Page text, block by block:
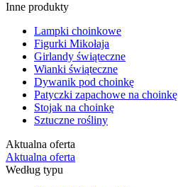
Inne produkty
Lampki choinkowe
Figurki Mikołaja
Girlandy świąteczne
Wianki świąteczne
Dywanik pod choinkę
Patyczki zapachowe na choinkę
Stojak na choinkę
Sztuczne rośliny
Aktualna oferta
Aktualna oferta
Według typu